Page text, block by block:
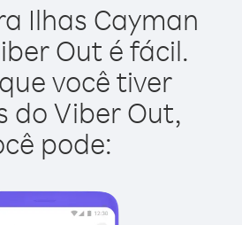
Ilhas Cayman
Out é fácil.
você tiver
do Viber Out,
pode: